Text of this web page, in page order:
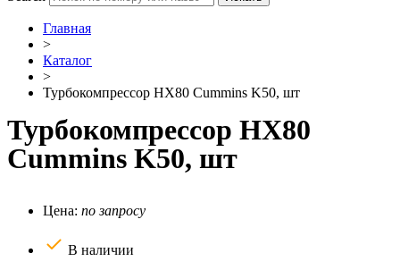
Главная
>
Каталог
>
Турбокомпрессор HX80 Cummins K50, шт
Турбокомпрессор HX80
Cummins K50, шт
Цена: по запросу
В наличии